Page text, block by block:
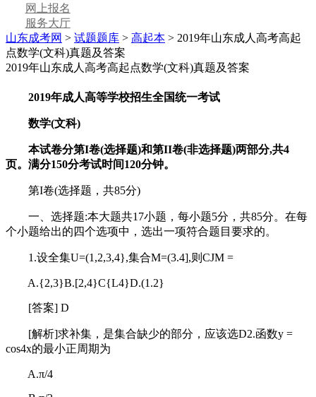
网上报名
服务大厅
山东成考网 > 试题题库 > 高起本 > 2019年山东成人高考高起
点数学(文科)真题及答案
2019年山东成人高考高起点数学(文科)真题及答案
2019年成人高等学校招生全国统一考试
数学(文科)
本试卷分第I卷(选择题)和第II卷(非选择题)两部分,共4
页。满分150分考试时间120分钟。
第I卷(选择题，共85分)
一、选择题:本大题共17小题，每小题5分，共85分。在每
个小题给出的四个选项中，选出一项符合题目要求的。
1.设全集U=(1,2,3,4},集合M=(3.4],则CJM =
A.{2,3}B.[2,4}C{L4}D.(1.2}
[答案] D
[解析]求补集，是集合缺少的部分，应该选D2.函数y =
cos4x的最小正周期为
A.π/4